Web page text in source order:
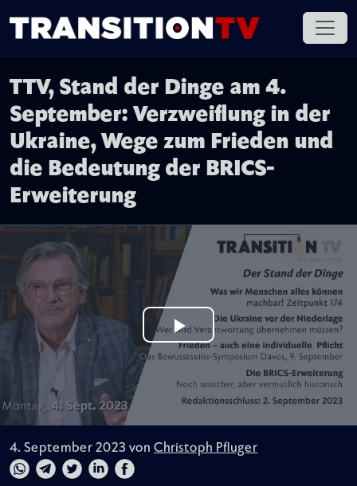
TTV, Stand der Dinge am 4.
September: Verzweiflung in der
Ukraine, Wege zum Frieden und
die Bedeutung der BRICS-
Erweiterung
4. September 2023 von Christoph Pfluger